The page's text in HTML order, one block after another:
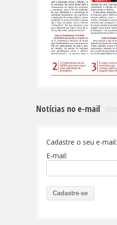
Notícias no e-mail
Cadastre o seu e-mail:
E-mail: